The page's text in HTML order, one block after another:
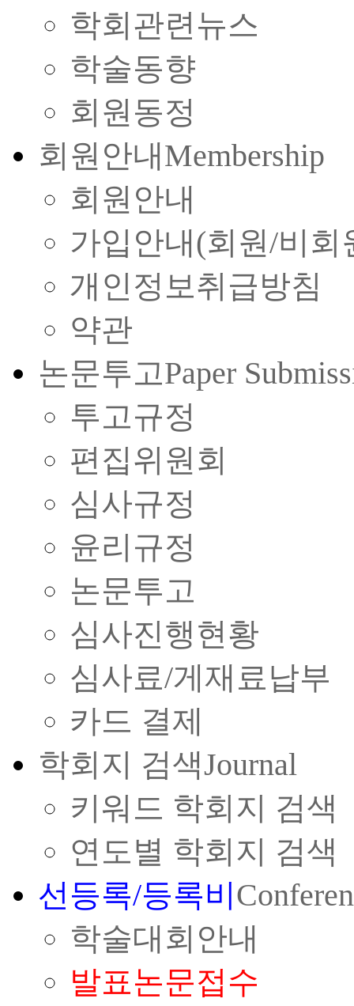
학회관련뉴스
학술동향
회원동정
회원안내Membership
회원안내
가입안내(회원/비회
개인정보취급방침
약관
논문투고Paper
투고규정
편집위원회
심사규정
윤리규정
논문투고
심사진행현황
심사료/게재료납부
카드 결제
학회지 검색Journal
키워드 학회지 검색
연도별 학회지 검색
선등록/등록비
학술대회안내
발표논문접수